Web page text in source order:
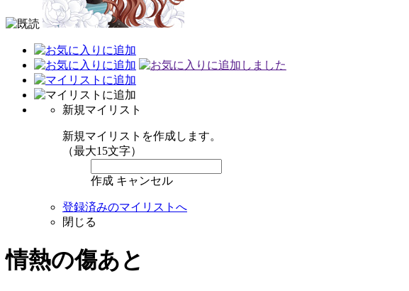
新規マイリスト
新規マイリストを作成します。
（最大15文字）
作成 キャンセル
登録済みのマイリストへ
閉じる
情熱の傷あと